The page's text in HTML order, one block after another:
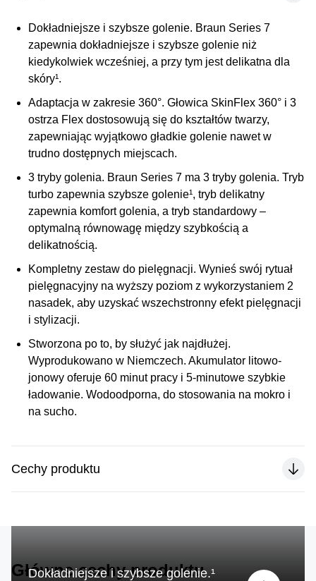
Dokładniejsze i szybsze golenie. Braun Series 7
zapewnia dokładniejsze i szybsze golenie niż
kiedykolwiek wcześniej, a przy tym jest delikatna dla
skóry¹.
Adaptacja w zakresie 360°. Głowica SkinFlex 360° i 3
ostrza Flex dostosowują się do kształtów twarzy,
zapewniając wyjątkowo gładkie golenie nawet w
trudno dostępnych miejscach.
3 tryby golenia. Braun Series 7 ma 3 tryby golenia. Tryb
turbo zapewnia szybsze golenie¹, tryb delikatny
zapewnia komfort golenia, a tryb standardowy –
optymalną równowagę między szybkością a
delikatnością.
Kompletny zestaw do pielęgnacji. Wynieś swój rytuał
pielęgnacyjny na wyższy poziom z wykorzystaniem 2
nasadek, aby uzyskać wszechstronny efekt pielęgnacji
i stylizacji.
Stworzona po to, by służyć jak najdłużej.
Wyprodukowano w Niemczech. Akumulator litowo-
jonowy oferuje 60 minut pracy i 5-minutowe szybkie
ładowanie. Wodoodporna, do stosowania na mokro i
na sucho.
Cechy produktu
Główne cechy produktu
Dokładniejsze i szybsze golenie.¹